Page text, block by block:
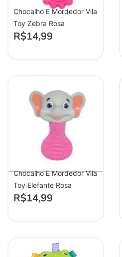
Chocalho E Mordedor Vila
Toy Zebra Rosa
R$14,99
Chocalho E Mordedor Vila
Toy Elefante Rosa
R$14,99